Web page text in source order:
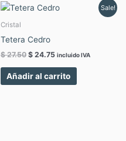
Sale!
Cristal
Tetera Cedro
$27.50
Original
$ 24.75
Current
incluido IVA
Añadir al carrito